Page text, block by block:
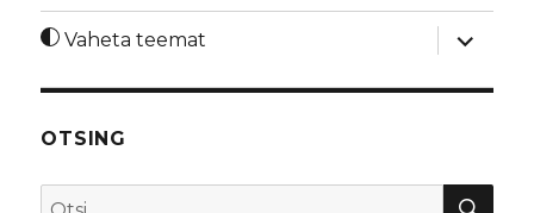
Vaheta teemat
laienda
OTSING
Otsi: